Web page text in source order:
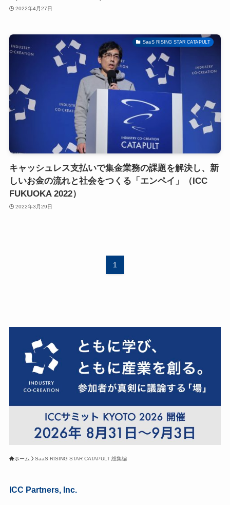
2022年4月27日
SaaS RISING STAR CATAPULT
キャッシュレス支払いで集金業務の課題を解決し、新
しいお金の流れと社会をつくる「エンペイ」（ICC
FUKUOKA 2022）
2022年3月29日
1
ホーム SaaS RISING STAR CATAPULT 総集編
ICC Partners, Inc.